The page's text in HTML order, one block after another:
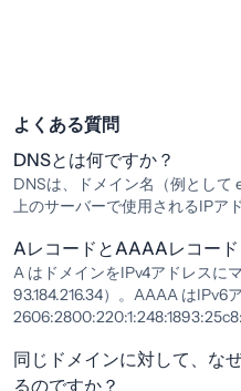
よくある質問
DNSとは何ですか？
DNSは、ドメイン名（例として
上のサーバーで使用されるIPア
AレコードとAAAAレコード
A はドメインをIPv4アドレスに
93.184.216.34）。AAAA はIPv6
同じドメインに対して、な
るのですか？